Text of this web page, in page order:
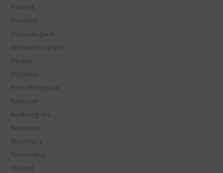
Frankrijk
Friesland
Geen categorie
Interieurfotografie
lifestyle
Magazine
Portretfotografie
Publicatie
Reisfotografie
Restaurant
Sfeerfoto's
Terschelling
Vlieland